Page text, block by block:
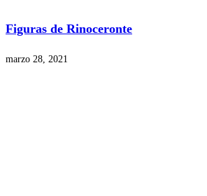
Figuras de Rinoceronte
marzo 28, 2021